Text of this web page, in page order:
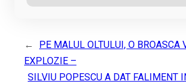
←
PE MALUL OLTULUI, O BROASCA
EXPLOZIE –
SILVIU POPESCU A DAT FALIMENT